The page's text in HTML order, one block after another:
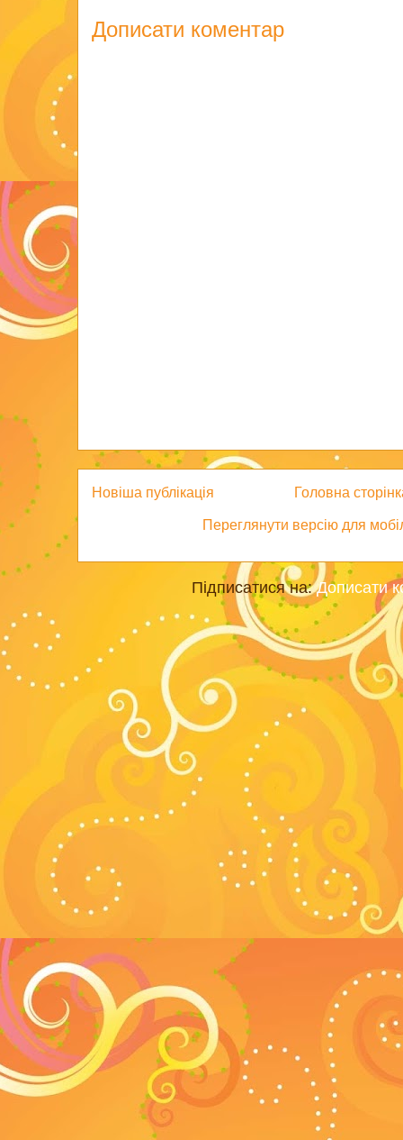
Дописати коментар
Новіша публікація Головна
Переглянути версію для
Підписатися на:Дописати